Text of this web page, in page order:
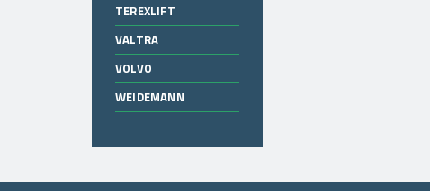
TEREXLIFT
VALTRA
VOLVO
WEIDEMANN